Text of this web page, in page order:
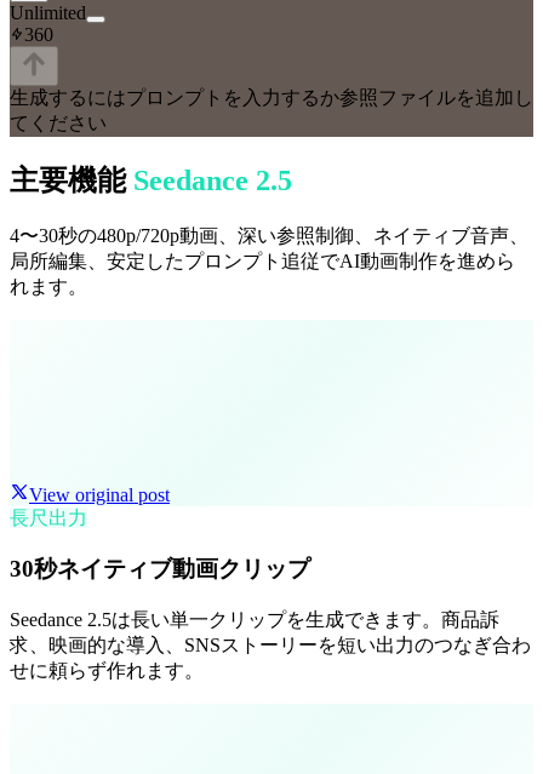
Unlimited
360
生成するにはプロンプトを入力するか参照ファイルを追加し
てください
主要機能 Seedance 2.5
4〜30秒の480p/720p動画、深い参照制御、ネイティブ音声、
局所編集、安定したプロンプト追従でAI動画制作を進めら
れます。
View original post
長尺出力
30秒ネイティブ動画クリップ
Seedance 2.5は長い単一クリップを生成できます。商品訴
求、映画的な導入、SNSストーリーを短い出力のつなぎ合わ
せに頼らず作れます。